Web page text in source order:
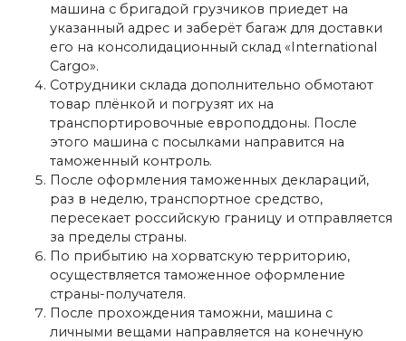
машина с бригадой грузчиков приедет на
указанный адрес и заберёт багаж для доставки
его на консолидационный склад «International
Cargo».
Сотрудники склада дополнительно обмотают
товар плёнкой и погрузят их на
транспортировочные европоддоны. После
этого машина с посылками направится на
таможенный контроль.
После оформления таможенных деклараций,
раз в неделю, транспортное средство,
пересекает российскую границу и отправляется
за пределы страны.
По прибытию на хорватскую территорию,
осуществляется таможенное оформление
страны-получателя.
После прохождения таможни, машина с
личными вещами направляется на конечную